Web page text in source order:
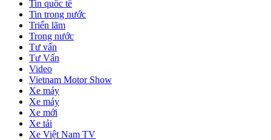
Tin quốc tế
Tin trong nước
Triển lãm
Trong nước
Tư vấn
Tư Vấn
Video
Vietnam Motor Show
Xe máy
Xe máy
Xe mới
Xe tải
Xe Việt Nam TV